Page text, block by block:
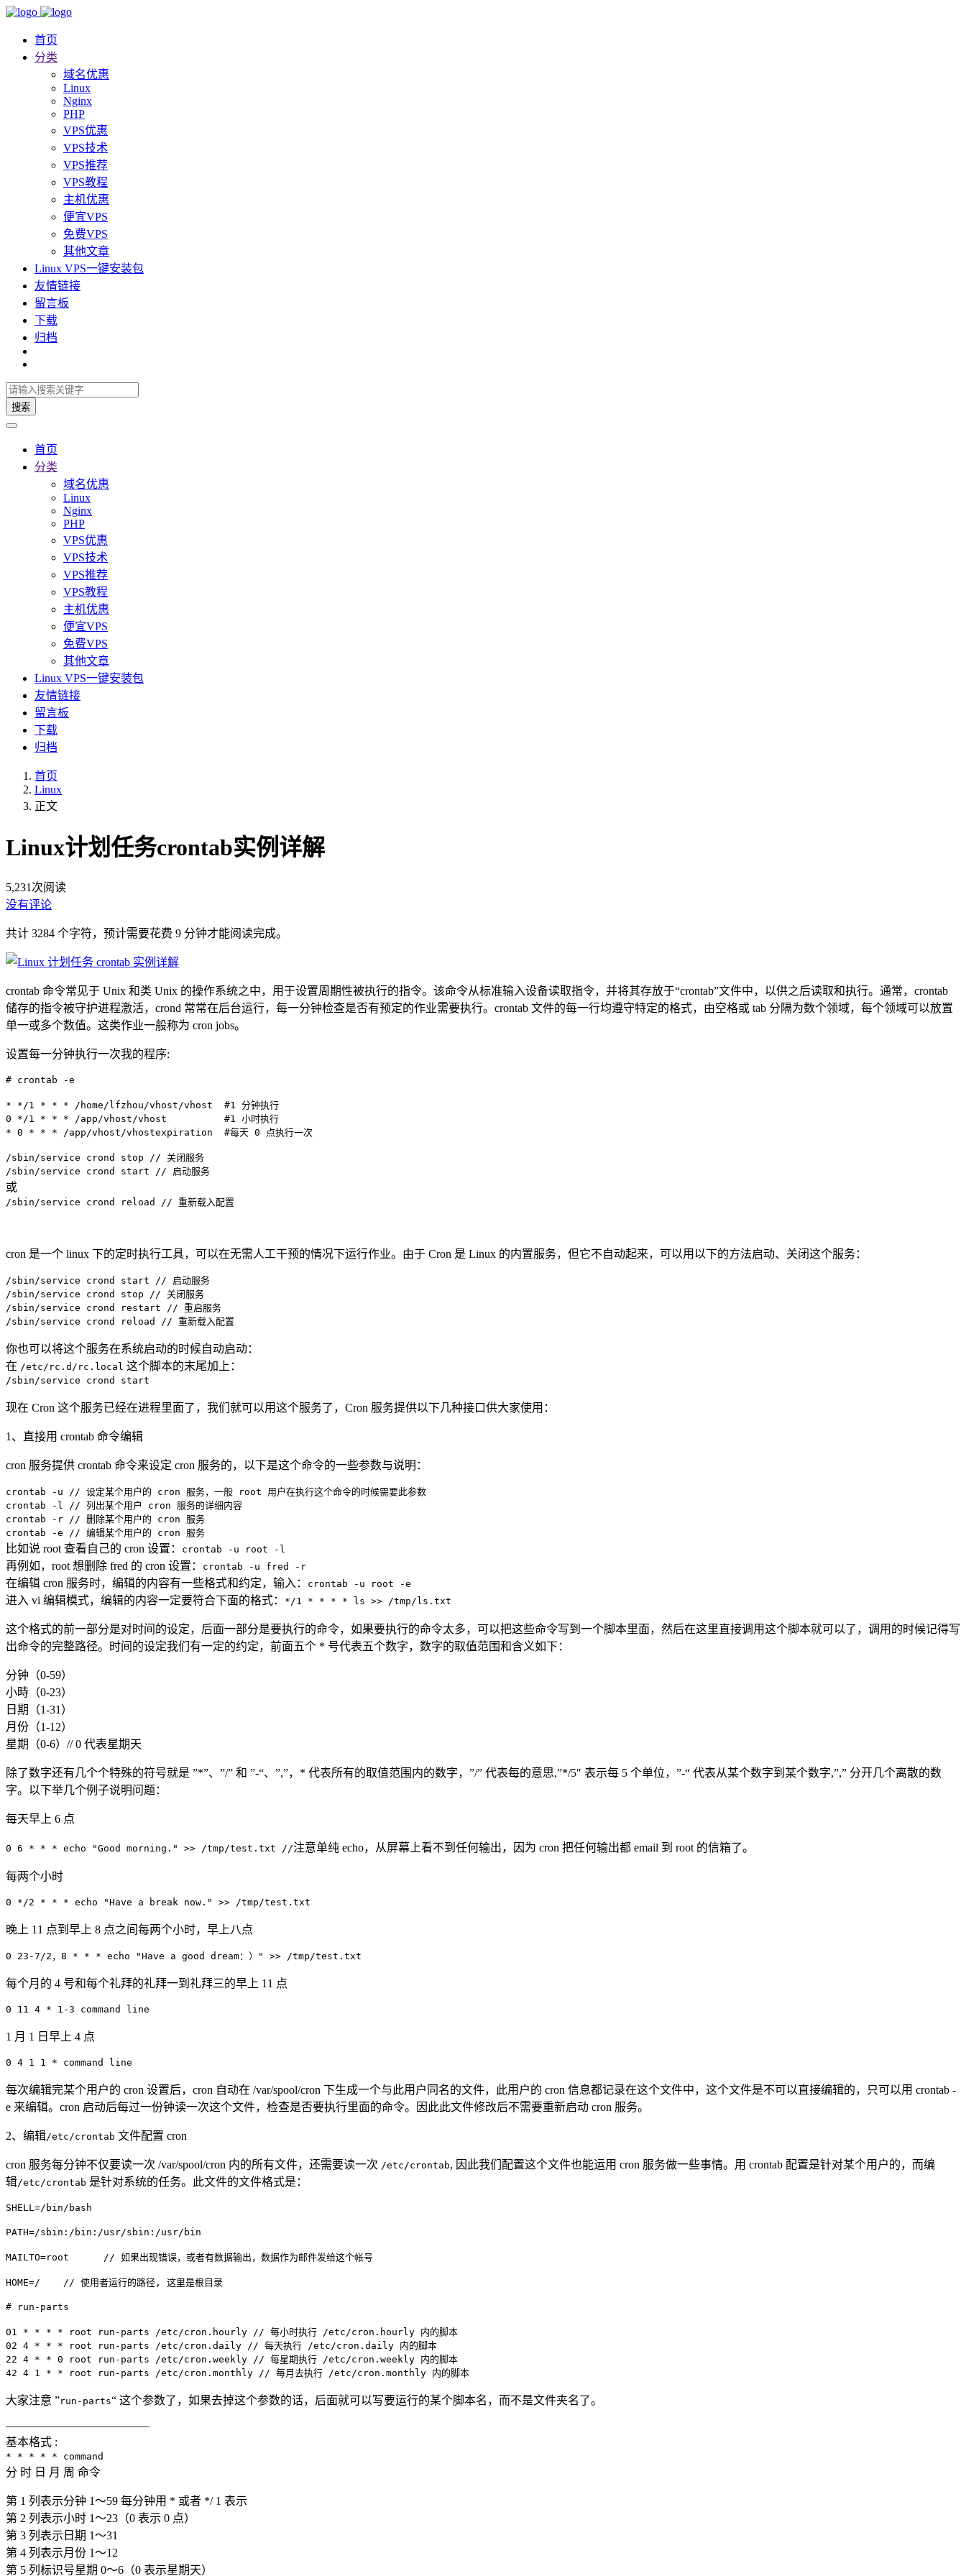
首页
分类
域名优惠
Linux
Nginx
PHP
VPS优惠
VPS技术
VPS推荐
VPS教程
主机优惠
便宜VPS
免费VPS
其他文章
Linux VPS一键安装包
友情链接
留言板
下载
归档
搜索
首页
分类
域名优惠
Linux
Nginx
PHP
VPS优惠
VPS技术
VPS推荐
VPS教程
主机优惠
便宜VPS
免费VPS
其他文章
Linux VPS一键安装包
友情链接
留言板
下载
归档
首页
Linux
正文
Linux计划任务crontab实例详解
5,231 次阅读
没有评论
共计 3284 个字符，预计需要花费 9 分钟才能阅读完成。
crontab 命令常见于 Unix 和类 Unix 的操作系统之中，用于设置周期性被执行的指令。该命令从标准输入设备读取指令，并将其存放于“crontab”文件中，以供之后读取和执行。通常，crontab
储存的指令被守护进程激活，crond 常常在后台运行，每一分钟检查是否有预定的作业需要执行。crontab 文件的每一行均遵守特定的格式，由空格或 tab 分隔为数个领域，每个领域可以放置
单一或多个数值。这类作业一般称为 cron jobs。
设置每一分钟执行一次我的程序:
# crontab -e
* */1 * * * /home/lfzhou/vhost/vhost #1 分钟执行
0 */1 * * * /app/vhost/vhost #1 小时执行
* 0 * * * /app/vhost/vhostexpiration #每天 0 点执行一次
/sbin/service crond stop // 关闭服务
/sbin/service crond start // 启动服务
或
/sbin/service crond reload // 重新载入配置
cron 是一个 linux 下的定时执行工具，可以在无需人工干预的情况下运行作业。由于 Cron 是 Linux 的内置服务，但它不自动起来，可以用以下的方法启动、关闭这个服务：
/sbin/service crond start // 启动服务
/sbin/service crond stop // 关闭服务
/sbin/service crond restart // 重启服务
/sbin/service crond reload // 重新载入配置
你也可以将这个服务在系统启动的时候自动启动：
在 /etc/rc.d/rc.local 这个脚本的末尾加上：
/sbin/service crond start
现在 Cron 这个服务已经在进程里面了，我们就可以用这个服务了，Cron 服务提供以下几种接口供大家使用：
1、直接用 crontab 命令编辑
cron 服务提供 crontab 命令来设定 cron 服务的，以下是这个命令的一些参数与说明：
crontab -u // 设定某个用户的 cron 服务，一般 root 用户在执行这个命令的时候需要此参数
crontab -l // 列出某个用户 cron 服务的详细内容
crontab -r // 删除某个用户的 cron 服务
crontab -e // 编辑某个用户的 cron 服务
比如说 root 查看自己的 cron 设置： crontab -u root -l
再例如，root 想删除 fred 的 cron 设置： crontab -u fred -r
在编辑 cron 服务时，编辑的内容有一些格式和约定，输入： crontab -u root -e
进入 vi 编辑模式，编辑的内容一定要符合下面的格式： */1 * * * * ls >> /tmp/ls.txt
这个格式的前一部分是对时间的设定，后面一部分是要执行的命令，如果要执行的命令太多，可以把这些命令写到一个脚本里面，然后在这里直接调用这个脚本就可以了，调用的时候记得写
出命令的完整路径。时间的设定我们有一定的约定，前面五个 * 号代表五个数字，数字的取值范围和含义如下：
分钟（0-59）
小時（0-23）
日期（1-31）
月份（1-12）
星期（0-6）// 0 代表星期天
除了数字还有几个个特殊的符号就是 ”*”、”/” 和 ”-“、”,”，* 代表所有的取值范围内的数字，”/” 代表每的意思,”*/5″ 表示每 5 个单位，”-“ 代表从某个数字到某个数字,”,” 分开几个离散的数
字。以下举几个例子说明问题：
每天早上 6 点
0 6 * * * echo "Good morning." >> /tmp/test.txt //注意单纯 echo，从屏幕上看不到任何输出，因为 cron 把任何输出都 email 到 root 的信箱了。
每两个小时
0 */2 * * * echo "Have a break now." >> /tmp/test.txt
晚上 11 点到早上 8 点之间每两个小时，早上八点
0 23-7/2，8 * * * echo "Have a good dream：）" >> /tmp/test.txt
每个月的 4 号和每个礼拜的礼拜一到礼拜三的早上 11 点
0 11 4 * 1-3 command line
1 月 1 日早上 4 点
0 4 1 1 * command line
每次编辑完某个用户的 cron 设置后，cron 自动在 /var/spool/cron 下生成一个与此用户同名的文件，此用户的 cron 信息都记录在这个文件中，这个文件是不可以直接编辑的，只可以用 crontab -
e 来编辑。cron 启动后每过一份钟读一次这个文件，检查是否要执行里面的命令。因此此文件修改后不需要重新启动 cron 服务。
2、编辑/etc/crontab 文件配置 cron
cron 服务每分钟不仅要读一次 /var/spool/cron 内的所有文件，还需要读一次 /etc/crontab, 因此我们配置这个文件也能运用 cron 服务做一些事情。用 crontab 配置是针对某个用户的，而编
辑/etc/crontab 是针对系统的任务。此文件的文件格式是：
SHELL=/bin/bash
PATH=/sbin:/bin:/usr/sbin:/usr/bin
MAILTO=root // 如果出现错误，或者有数据输出，数据作为邮件发给这个帐号
HOME=/ // 使用者运行的路径, 这里是根目录
# run-parts
01 * * * * root run-parts /etc/cron.hourly // 每小时执行 /etc/cron.hourly 内的脚本
02 4 * * * root run-parts /etc/cron.daily // 每天执行 /etc/cron.daily 内的脚本
22 4 * * 0 root run-parts /etc/cron.weekly // 每星期执行 /etc/cron.weekly 内的脚本
42 4 1 * * root run-parts /etc/cron.monthly // 每月去执行 /etc/cron.monthly 内的脚本
大家注意 ”run-parts“ 这个参数了，如果去掉这个参数的话，后面就可以写要运行的某个脚本名，而不是文件夹名了。
————————————–
基本格式 :
* * * * * command
分 时 日 月 周 命令
第 1 列表示分钟 1～59 每分钟用 * 或者 */ 1 表示
第 2 列表示小时 1～23（0 表示 0 点）
第 3 列表示日期 1～31
第 4 列表示月份 1～12
第 5 列标识号星期 0～6（0 表示星期天）